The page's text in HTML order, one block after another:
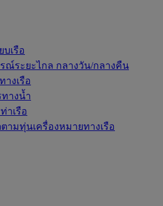
บเรือ
ณ์ระยะไกล กลางวัน/กลางคืน
างเรือ
างน้ำ
าเรือ
ามทุ่นเครื่องหมายทางเรือ